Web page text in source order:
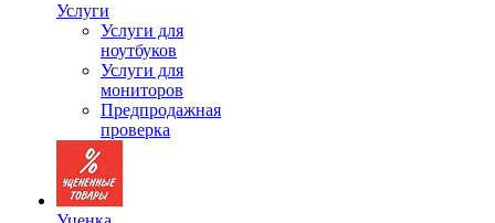
Услуги
Услуги для
ноутбуков
Услуги для
мониторов
Предпродажная
проверка